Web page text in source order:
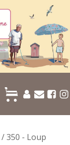
/ 350 - Loup